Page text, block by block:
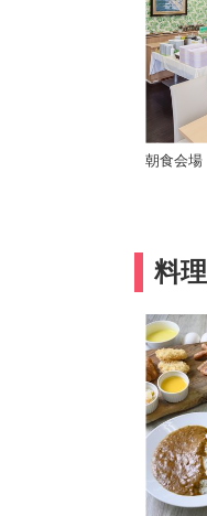
朝食会場
料理